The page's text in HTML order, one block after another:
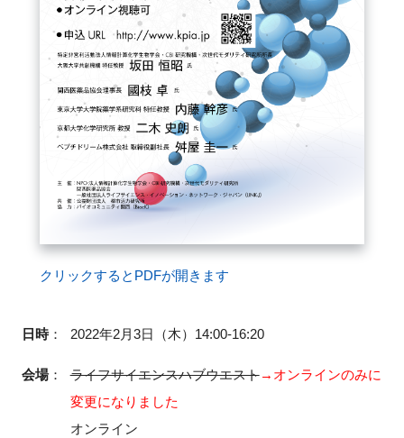
クリックするとPDFが開きます
日時： 2022年2月3日（木）14:00-16:20
会場： ライフサイエンスハブウエスト→オンラインのみに
変更になりました
オンライン